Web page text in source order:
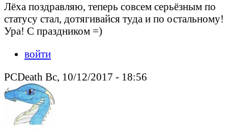
Лёха поздравляю, теперь совсем серьёзным по
статусу стал, дотягивайся туда и по остальному!
Ура! С праздником =)
войти
PCDeath Вс, 10/12/2017 - 18:56